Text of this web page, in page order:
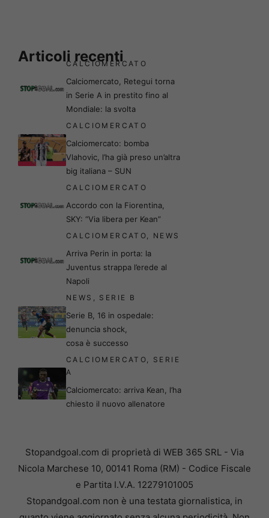
Articoli recenti
CALCIOMERCATO
Calciomercato, Retegui torna
in Serie A in prestito fino al
Mondiale: la svolta
CALCIOMERCATO
Calciomercato: bomba
Vlahovic, l’ha già preso un’altra
big italiana – SUN
CALCIOMERCATO
Accordo con la Fiorentina,
SKY: “Via libera per Kean”
CALCIOMERCATO NEWS
Arriva Perin in porta: la
Juventus strappa l’erede al
Napoli
NEWS SERIE B
Serie B, 16 in ospedale:
denuncia shock,
cosa è successo
CALCIOMERCATO
SERIE
A
Calciomercato: arriva Kean, l’ha
chiesto il nuovo allenatore
Stopandgoal.com di proprietà di WEB 365 SRL - Via
Nicola Marchese 10, 00141 Roma (RM) - Codice Fiscale
e Partita I.V.A. 12279101005
Stopandgoal.com non è una testata giornalistica, in